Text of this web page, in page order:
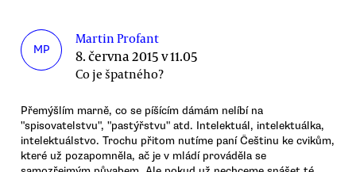
MP
Martin Profant
8. června 2015 v 11.05
Co je špatného?
Přemýšlím marně, co se píšícím dámám nelíbí na
"spisovatelstvu", "pastýřstvu" atd. Intelektuál, intelektuálka,
intelektuálstvo. Trochu přitom nutíme paní Češtinu ke cvikům,
které už pozapomněla, ač je v mládí prováděla se